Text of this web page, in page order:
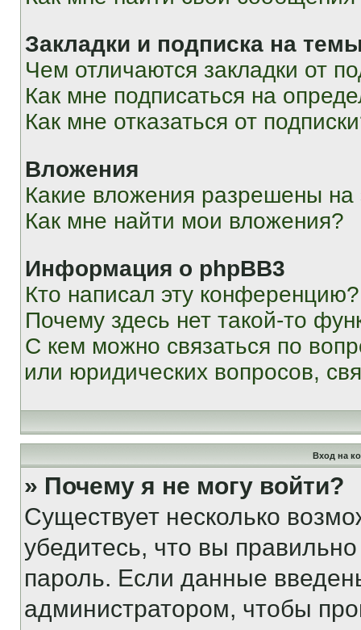
Закладки и подписка на
Чем отличаются закладки от
Как мне подписаться на
Как мне отказаться от
Вложения
Какие вложения разрешены
Как мне найти мои вложения?
Информация о phpBB3
Кто написал эту конференцию?
Почему здесь нет такой-то
С кем можно связаться по
или юридических вопросов,
Вход на
» Почему я не могу войти?
Существует несколько
убедитесь, что вы
пароль. Если данные
администратором, чтобы